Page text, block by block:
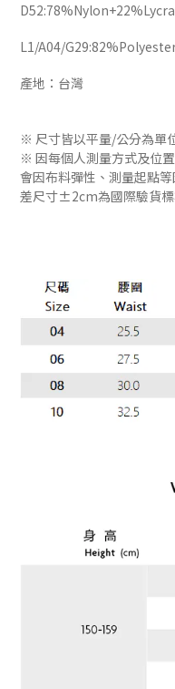
D52:78%Nylon+22%Lycra
L1/A04/
產地：台灣
※ 尺寸皆以平量/公分為單
※ 因每個人測量方式及位
會因布料彈性、測量起點
差尺寸±2cm為國際驗貨標